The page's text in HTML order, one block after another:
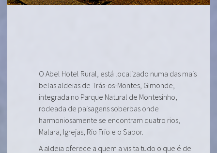
O Abel Hotel Rural, está localizado numa das mais
belas aldeias de Trás-os-Montes, Gimonde,
integrada no Parque Natural de Montesinho,
rodeada de paisagens soberbas onde
harmoniosamente se encontram quatro rios,
Malara, Igrejas, Rio Frio e o Sabor.
A aldeia oferece a quem a visita tudo o que é de